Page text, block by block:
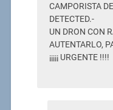
CAMPORISTA
DETECTED.-
UN DRON CON
AUTENTARLO,
¡¡¡¡¡ URGENTE !!!!